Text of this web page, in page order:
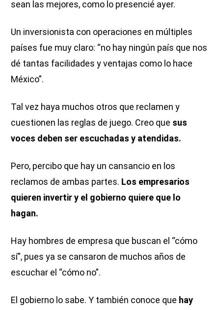
sean las mejores, como lo presencié ayer.
Un inversionista con operaciones en múltiples
países fue muy claro: “no hay ningún país que nos
dé tantas facilidades y ventajas como lo hace
México”.
Tal vez haya muchos otros que reclamen y
cuestionen las reglas de juego. Creo que sus
voces deben ser escuchadas y atendidas.
Pero, percibo que hay un cansancio en los
reclamos de ambas partes. Los empresarios
quieren invertir y el gobierno quiere que lo
hagan.
Hay hombres de empresa que buscan el “cómo
sí”, pues ya se cansaron de muchos años de
escuchar el “cómo no”.
El gobierno lo sabe. Y también conoce que hay